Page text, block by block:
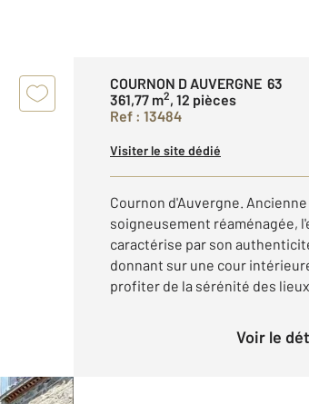
COURNON D AUVERGNE 63
361,77 m2, 12 pièces
Ref : 13484
Visiter le site dédié
Cournon d'Auvergne.
soigneusement réaménagée,
caractérise par son
donnant sur une cour
profiter de la sérénité des
Voir le